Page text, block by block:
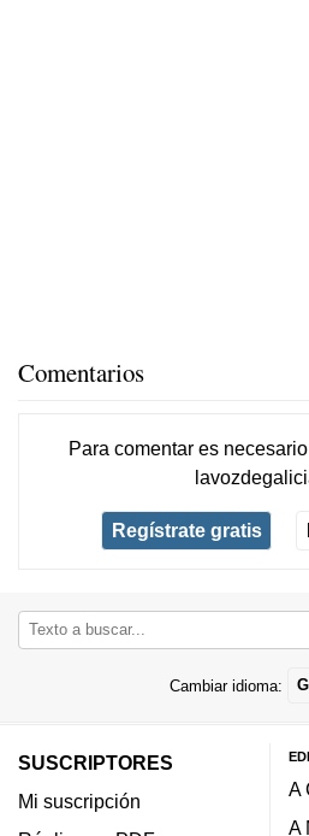
Comentarios
Para comentar es necesario
Regístrate gratis
Cambiar idioma:
SUSCRIPTORES
Mi suscripción
A
A